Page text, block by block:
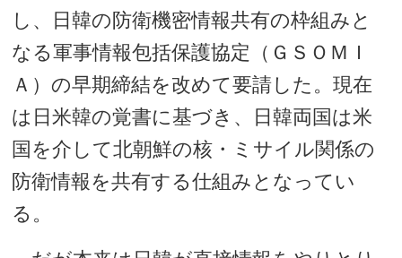
し、日韓の防衛機密情報共有の枠組みと
なる軍事情報包括保護協定（ＧＳＯＭＩ
Ａ）の早期締結を改めて要請した。現在
は日米韓の覚書に基づき、日韓両国は米
国を介して北朝鮮の核・ミサイル関係の
防衛情報を共有する仕組みとなってい
る。